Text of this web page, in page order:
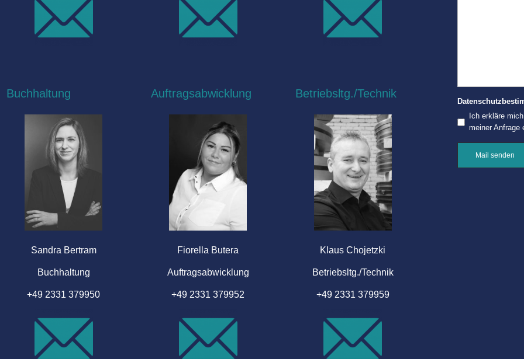
Buchhaltung
Sandra Bertram
Buchhaltung
+49 2331 379950
Auftragsabwicklung
Fiorella Butera
Auftragsabwicklung
+49 2331 379952
Betriebsltg./Technik
Klaus Chojetzki
Betriebsltg./Technik
+49 2331 379959
Ich erkläre
meiner Anfrage
Mail senden